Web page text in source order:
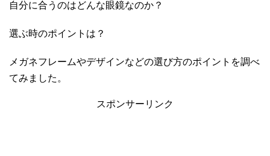
自分に合うのはどんな眼鏡なのか？
選ぶ時のポイントは？
メガネフレームやデザインなどの選び方のポイントを調べ
てみました。
スポンサーリンク